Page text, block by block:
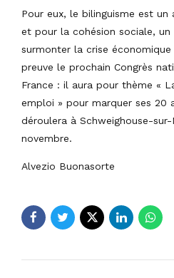
Pour eux, le bilinguisme est
et pour la cohésion sociale,
surmonter la crise
preuve le prochain Congrès
France : il aura pour thème «
emploi » pour marquer ses 20
déroulera à Schweighouse-
novembre.
Alvezio Buonasorte